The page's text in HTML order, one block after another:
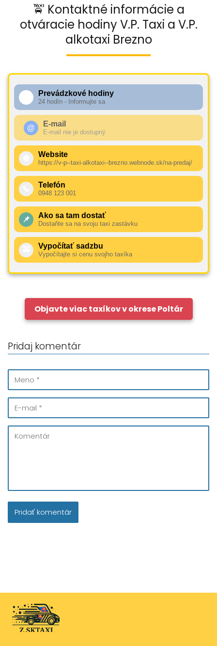
🚖 Kontaktné informácie a
otváracie hodiny V.P. Taxi a V.P.
alkotaxi Brezno
Prevádzkové hodiny
24 hodín - Informujte sa
@ E-mail
E-mail nie je dostupný
Website
https://v-p--taxi-alkotaxi--brezno.webnode.sk/na-predaj/
Telefón
0948 123 001
📌 Ako sa tam dostať
Dostaňte sa na svoju taxi zastávku
Vypočítať sadzbu
Vypočítajte si cenu svojho taxíka
Objavte viac taxíkov v okrese Poltár
Pridaj komentár